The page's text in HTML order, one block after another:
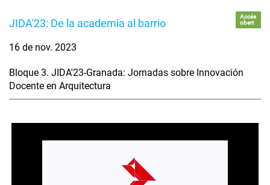
JIDA'23: De la academia al barrio
Accés
obert
16 de nov. 2023
Bloque 3. JIDA'23-Granada: Jornadas sobre Innovación
Docente en Arquitectura